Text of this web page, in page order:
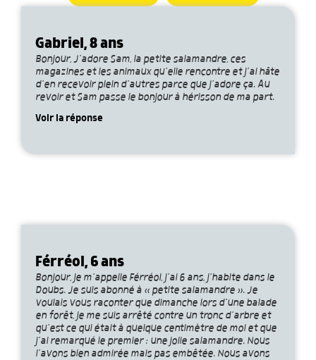
Gabriel, 8 ans
Bonjour, J’adore Sam, la petite salamandre, ces
magazines et les animaux qu’elle rencontre et j’ai hâte
d’en recevoir plein d’autres parce que j’adore ça. Au
revoir et Sam passe le bonjour à hérisson de ma part.
Voir la réponse
Férréol, 6 ans
Bonjour, je m’appelle Férréol, j’ai 6 ans, j’habite dans le
Doubs. Je suis abonné à « petite salamandre ». Je
voulais vous raconter que dimanche lors d’une balade
en forêt, je me suis arrêté contre un tronc d’arbre et
qu’est ce qui était à quelque centimètre de moi et que
j’ai remarqué le premier : une jolie salamandre. Nous
l’avons bien admirée mais pas embêtée. Nous avons